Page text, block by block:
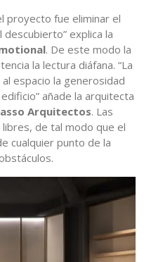
proyecto fue eliminar el
explica la
. De este modo la
la lectura diáfana. “La
espacio la generosidad
añade la arquitecta
Arquitectos. Las
de tal modo que el
cualquier punto de la